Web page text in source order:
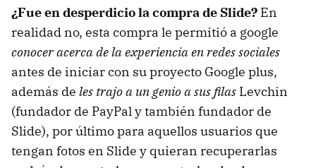
¿Fue en desperdicio la compra de Slide? En
realidad no, esta compra le permitió a google
conocer acerca de la experiencia en redes sociales
antes de iniciar con su proyecto Google plus,
además de les trajo a un genio a sus filas Levchin
(fundador de PayPal y también fundador de
Slide), por último para aquellos usuarios que
tengan fotos en Slide y quieran recuperarlas